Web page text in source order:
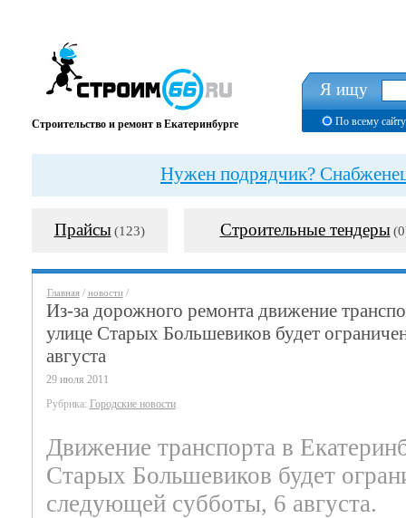
Строительство и ремонт в Екатеринбурге
Я ищу
По всему сайту
Нужен подрядчик?
Прайсы (123) Строительные тендеры
Главная/ новости/
Из-за дорожного ремонта движение
улице Старых Большевиков будет
августа
29 июля 2011
Рубрика: Городские новости
Движение транспорта в
Старых Большевиков будет
следующей субботы, 6 августа.